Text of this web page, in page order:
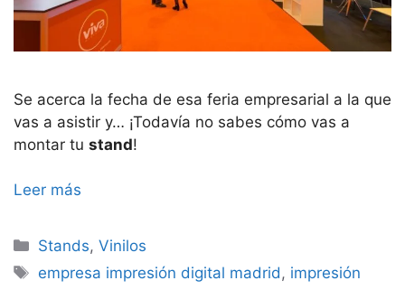
Se acerca la fecha de esa feria empresarial a la que
vas a asistir y… ¡Todavía no sabes cómo vas a
montar tu stand!
Leer más
Categorías
Stands,Vinilos
Etiquetas
empresa impresión digital madrid, impresión